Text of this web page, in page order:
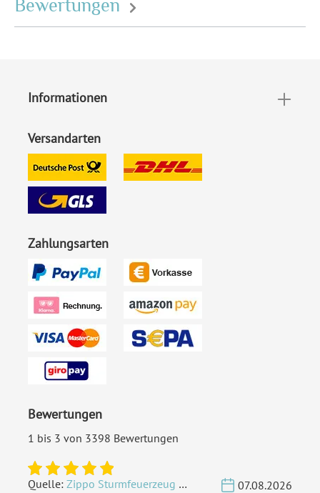
Bewertungen
Informationen
Versandarten
Zahlungsarten
Bewertungen
1 bis 3 von 3398 Bewertungen
Quelle: Zippo Sturmfeuerzeug Chrom - Verzierte Initialen
07.08.2026